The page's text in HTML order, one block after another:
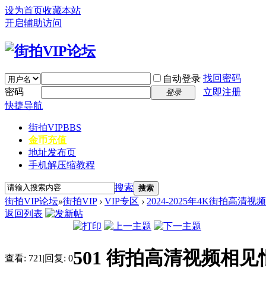
设为首页收藏本站
开启辅助访问
自动登录 找回密码
密码
登录
立即注册
快捷导航
街拍VIPBBS
金币充值
地址发布页
手机解压缩教程
搜索 搜索
街拍VIP论坛»街拍VIP › VIP专区 › 2024-2025年4K街拍高清视
返回列表
查看: 721 |回复: 0501 街拍高清视频相